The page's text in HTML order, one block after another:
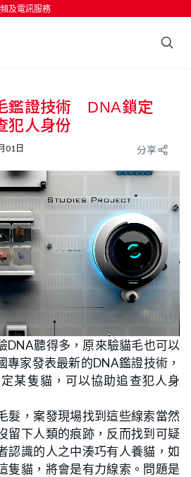
及電訊服務
鑑證技術 DNA鎖定
犯人身份
01日 分享
DNA聽得多，原來驗貓毛也可以
專家發表最新的DNA鑑證技術，
某隻貓，可以協助追查犯人身
髮，案發現場找到這些線索當然
留下人類的痕跡，反而找到可疑
認識的人之中湊巧有人養貓，如
隻貓，將會是有力線索。問題是